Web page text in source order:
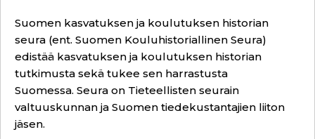
Suomen kasvatuksen ja koulutuksen historian
seura (ent. Suomen Kouluhistoriallinen Seura)
edistää kasvatuksen ja koulutuksen historian
tutkimusta sekä tukee sen harrastusta
Suomessa. Seura on Tieteellisten seurain
valtuuskunnan ja Suomen tiedekustantajien liiton
jäsen.